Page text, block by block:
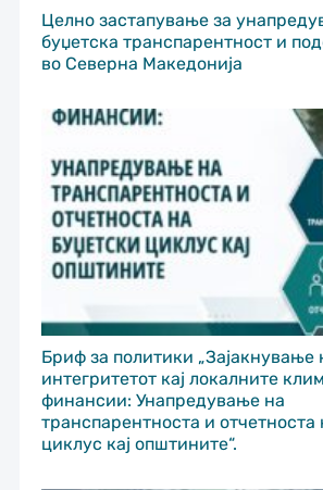
Целно застапување за
буџетска транспарентност и
во Северна Македонија
Бриф за политики „Зајакнување
интегритетот кај локалните
финансии: Унапредување на
транспарентноста и отчетноста
циклус кај општините“.